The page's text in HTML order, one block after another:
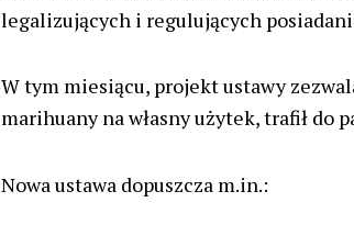
legalizujących i regulujących
W tym miesiącu, projekt ustawy
marihuany na własny użytek, trafił do
Nowa ustawa dopuszcza m.in.: